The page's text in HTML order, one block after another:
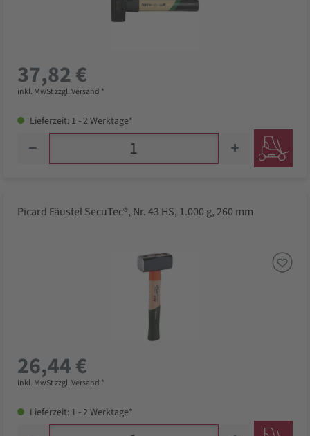
37,82 €
inkl. MwSt zzgl. Versand *
Lieferzeit: 1 - 2 Werktage*
Picard Fäustel SecuTec®, Nr. 43 HS, 1.000 g, 260 mm
26,44 €
inkl. MwSt zzgl. Versand *
Lieferzeit: 1 - 2 Werktage*